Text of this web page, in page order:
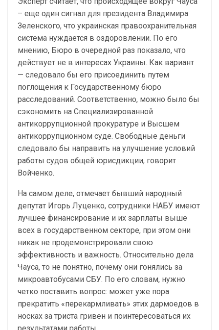
– еще один сигнал для президента Владимира
Зеленского, что украинская правоохранительная
система нуждается в оздоровлении. По его
мнению, Бюро в очередной раз показало, что
действует не в интересах Украины. Как вариант
— следовало бы его присоединить путем
поглощения к Государственному бюро
расследований. Соответственно, можно было бы
сэкономить на Специализированной
антикоррупционной прокуратуре и Высшем
антикоррупционном суде. Свободные деньги
следовало бы направить на улучшение условий
работы судов общей юрисдикции, говорит
Войченко.
На самом деле, отмечает бывший народный
депутат Игорь Луценко, сотрудники НАБУ имеют
лучшее финансирование и их зарплаты выше
всех в государственном секторе, при этом они
никак не продемонстрировали свою
эффективность и важность. Относительно дела
Чауса, то не понятно, почему они гонялись за
микроавтобусами СБУ. По его словам, нужно
четко поставить вопрос: может уже пора
прекратить «перекармливать» этих дармоедов в
носках за триста гривен и поинтересоваться их